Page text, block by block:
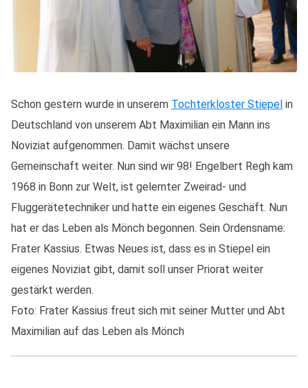
Schon gestern wurde in unserem Tochterkloster Stiepel in
Deutschland von unserem Abt Maximilian ein Mann ins
Noviziat aufgenommen. Damit wächst unsere
Gemeinschaft weiter. Nun sind wir 98! Engelbert Regh kam
1968 in Bonn zur Welt, ist gelernter Zweirad- und
Fluggerätetechniker und hatte ein eigenes Geschäft. Nun
hat er das Leben als Mönch begonnen. Sein Ordensname:
Frater Kassius. Etwas Neues ist, dass es in Stiepel ein
eigenes Noviziat gibt, damit soll unser Priorat weiter
gestärkt werden.
Foto: Frater Kassius freut sich mit seiner Mutter und Abt
Maximilian auf das Leben als Mönch